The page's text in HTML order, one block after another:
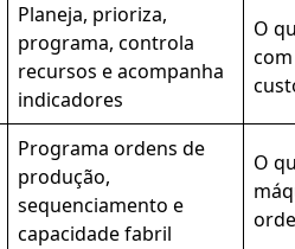
Planeja, prioriza,
programa, controla
recursos e acompanha
indicadores
O
Programa ordens de
produção,
sequenciamento e
capacidade fabril
O